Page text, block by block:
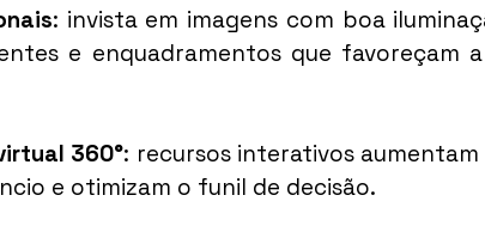
: invista em imagens com boa
e enquadramentos que favoreçam
360°: recursos interativos
e otimizam o funil de decisão.